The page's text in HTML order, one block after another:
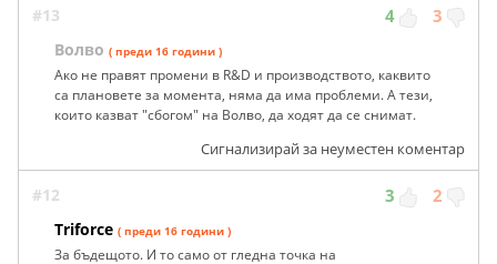
#13 4 3
Волво ( преди 16 години )
Ако не правят промени в R&D и производството, каквито
са плановете за момента, няма да има проблеми. А тези,
които казват "сбогом" на Волво, да ходят да се снимат.
Сигнализирай за неуместен коментар
#12 3 2
Triforce ( преди 16 години )
За бъдещото. И то само от гледна точка на